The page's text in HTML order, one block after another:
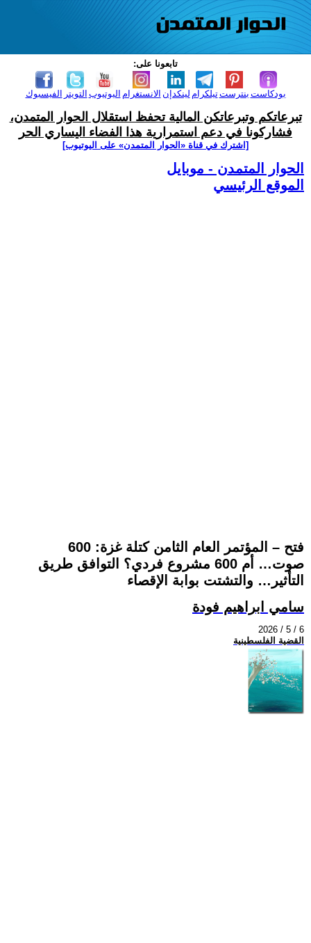
تابعونا على:
الفيسبوك التويتر اليوتيوب الانستغرام لينكدإن تيلكرامبنترست بودكاست
تبرعاتكم وتبرعاتكن المالية تحفظ استقلال الحوار المتمدن،
فشاركونا في دعم استمرارية هذا الفضاء اليساري الحر
[اشترك في قناة ‫«الحوار المتمدن» على اليوتيوب]
الحوار المتمدن - موبايل
الموقع الرئيسي
فتح – المؤتمر العام الثامن كتلة غزة: 600
صوت… أم 600 مشروع فردي؟ التوافق طريق
التأثير… والتشتت بوابة الإقصاء
سامي ابراهيم فودة
2026 / 5 / 6
القضية الفلسطينية